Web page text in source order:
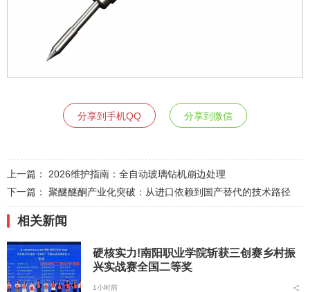
分享到手机QQ 分享到微信
上一篇： 2026维护指南：全自动玻璃钻机崩边处理
下一篇： 聚醚醚酮产业化突破：从进口依赖到国产替代的技术路径
相关新闻
硬核实力!南阳职业学院斩获三创赛乡村振
兴实战赛全国二等奖
1小时前